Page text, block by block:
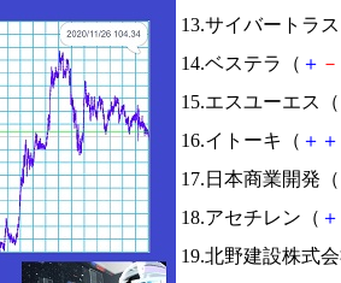
13.サイバートラ
14.ベステラ（ ＋ －
15.エスユーエス（
16.イトーキ（ ＋ ＋
17.日本商業開発（
18.アセチレン（ ＋
19.北野建設株式